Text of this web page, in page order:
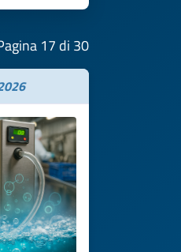
17 di 30